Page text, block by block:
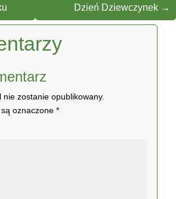
Dzień Dziewczynek →
zostanie opublikowany.
są oznaczone*